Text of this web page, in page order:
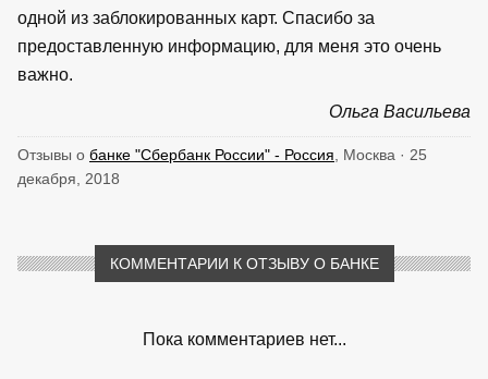
одной из заблокированных карт. Спасибо за
предоставленную информацию, для меня это очень
важно.
Ольга Васильева
Отзывы о банке "Сбербанк России" - Россия , Москва · 25
декабря, 2018
КОММЕНТАРИИ К ОТЗЫВУ О БАНКЕ
Пока комментариев нет...